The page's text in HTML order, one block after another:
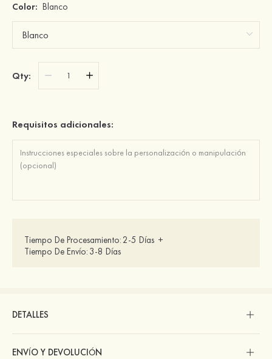
Color: Blanco
Qty:
Requisitos adicionales:
Tiempo De Procesamiento: 2-5 Días +
Tiempo De Envío: 3-8 Días
DETALLES
ENVÍO Y DEVOLUCIÓN